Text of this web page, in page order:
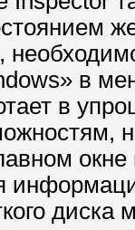
в
в